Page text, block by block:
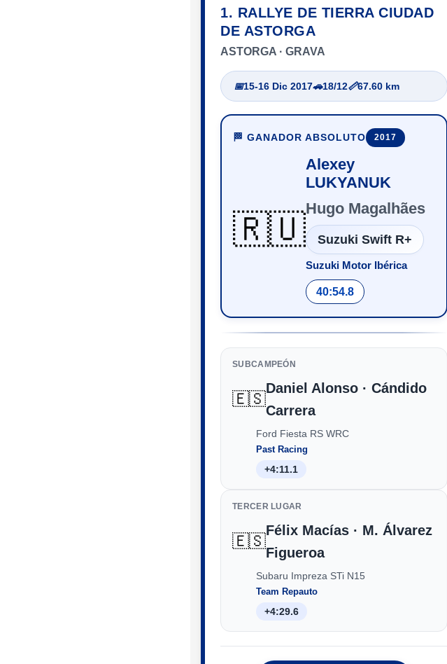
1. RALLYE DE TIERRA CIUDAD
DE ASTORGA
ASTORGA · GRAVA
📅15-16 Dic 2017🚗18/12📏67.60 km
🏁 GANADOR ABSOLUTO 2017
🇷🇺
Alexey
LUKYANUK
Hugo Magalhães
Suzuki Swift R+
Suzuki Motor Ibérica
40:54.8
SUBCAMPEÓN
🇪🇸
Daniel Alonso · Cándido
Carrera
Ford Fiesta RS WRC
Past Racing
+4:11.1
TERCER LUGAR
🇪🇸
Félix Macías · M. Álvarez
Figueroa
Subaru Impreza STi N15
Team Repauto
+4:29.6